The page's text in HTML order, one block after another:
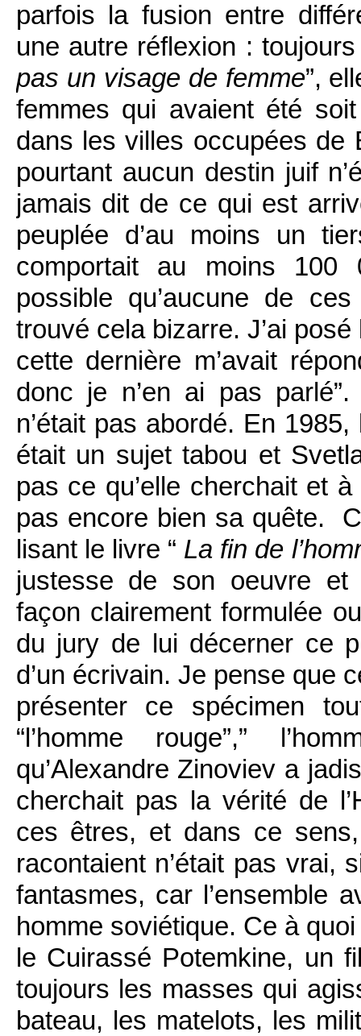
parfois la fusion entre
une autre réflexion :
pas un visage de femme”,
femmes qui avaient été
dans les villes occupées de
pourtant aucun destin juif
jamais dit de ce qui est
peuplée d’au moins un
comportait au moins 100
possible qu’aucune de
trouvé cela bizarre. J’ai
cette dernière m’avait
donc je n’en ai pas
n’était pas abordé. En
était un sujet tabou et
pas ce qu’elle cherchait et
pas encore bien sa quête.
lisant le livre “ La fin de
justesse de son oeuvre et
façon clairement formulée
du jury de lui décerner ce
d’un écrivain. Je pense que
présenter ce spécimen
“l’homme rouge”,”
qu’Alexandre Zinoviev a
cherchait pas la vérité de
ces êtres, et dans ce
racontaient n’était pas vrai,
fantasmes, car l’ensemble
homme soviétique. Ce à
le Cuirassé Potemkine, un
toujours les masses qui
bateau, les matelots, les